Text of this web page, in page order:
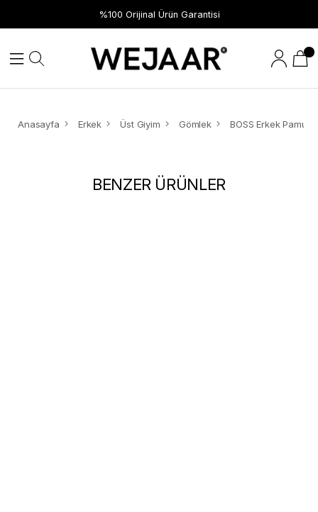
%100 Orijinal Ürün Garantisi
Anasayfa Erkek Üst Giyim Gömlek
BENZER ÜRÜNLER